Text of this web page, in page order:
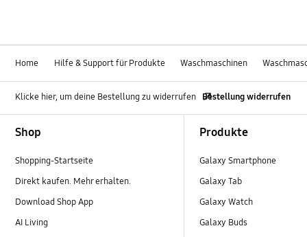
Home Hilfe & Support für Produkte Waschmaschinen
Klicke hier, um deine Bestellung zu widerrufen Bestellung widerrufen
Shop
Shopping-Startseite
Direkt kaufen. Mehr erhalten.
Download Shop App
AI Living
Produkte
Galaxy Smartphone
Galaxy Tab
Galaxy Watch
Galaxy Buds